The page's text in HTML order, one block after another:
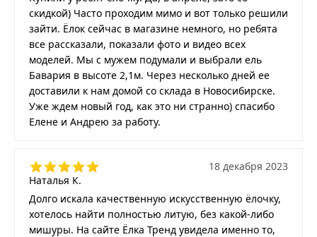
скидкой) Часто проходим мимо и вот только решили
зайти. Ёлок сейчас в магазине немного, но ребята
все рассказали, показали фото и видео всех
моделей. Мы с мужем подумали и выбрали ель
Бавария в высоте 2,1м. Через несколько дней ее
доставили к нам домой со склада в Новосибирске.
Уже ждем новый год, как это ни странно) спасибо
Елене и Андрею за работу.
Наталья К.
18 декабря 2023
Долго искала качественную искусственную ёлочку,
хотелось найти полностью литую, без какой-либо
мишуры. На сайте Ёлка Тренд увидела именно то,